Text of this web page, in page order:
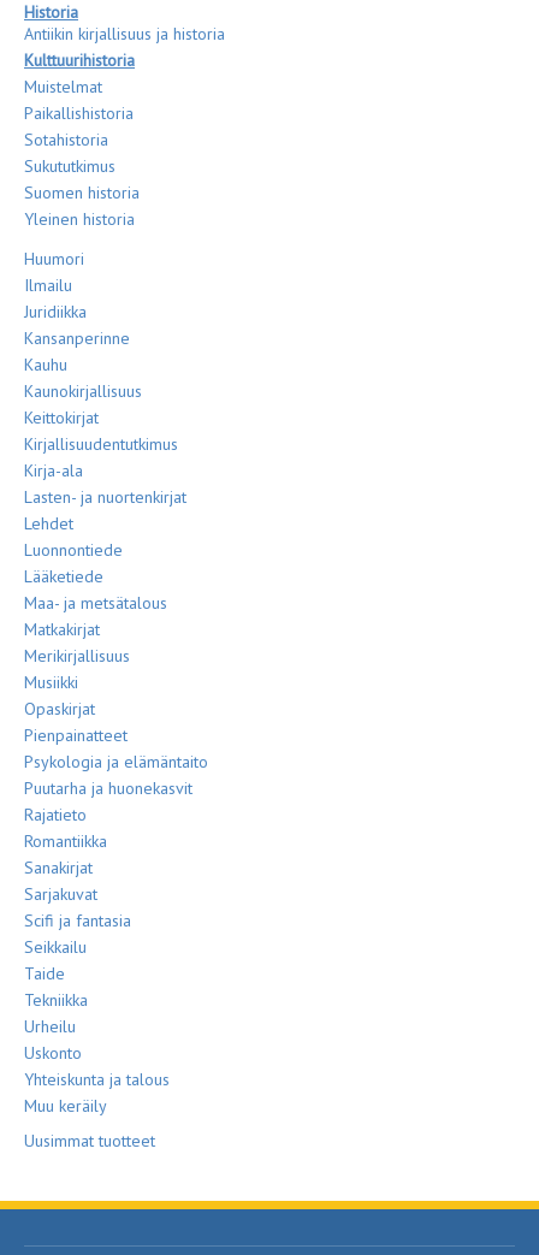
Historia
Antiikin kirjallisuus ja historia
Kulttuurihistoria
Muistelmat
Paikallishistoria
Sotahistoria
Sukututkimus
Suomen historia
Yleinen historia
Huumori
Ilmailu
Juridiikka
Kansanperinne
Kauhu
Kaunokirjallisuus
Keittokirjat
Kirjallisuudentutkimus
Kirja-ala
Lasten- ja nuortenkirjat
Lehdet
Luonnontiede
Lääketiede
Maa- ja metsätalous
Matkakirjat
Merikirjallisuus
Musiikki
Opaskirjat
Pienpainatteet
Psykologia ja elämäntaito
Puutarha ja huonekasvit
Rajatieto
Romantiikka
Sanakirjat
Sarjakuvat
Scifi ja fantasia
Seikkailu
Taide
Tekniikka
Urheilu
Uskonto
Yhteiskunta ja talous
Muu keräily
Uusimmat tuotteet